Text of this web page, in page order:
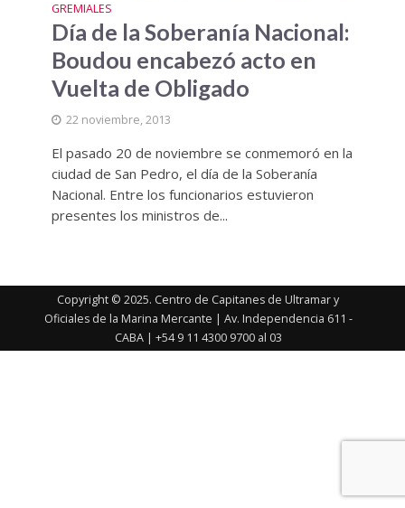
GREMIALES
Día de la Soberanía Nacional:
Boudou encabezó acto en
Vuelta de Obligado
22 noviembre, 2013
El pasado 20 de noviembre se conmemoró en la
ciudad de San Pedro, el día de la Soberanía
Nacional. Entre los funcionarios estuvieron
presentes los ministros de...
Copyright © 2025. Centro de Capitanes de Ultramar y
Oficiales de la Marina Mercante | Av. Independencia 611 -
CABA | +54 9 11 4300 9700 al 03